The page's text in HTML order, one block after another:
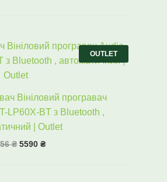
Вініловий програвач
LP60X-BT з Bluetooth ,
| Outlet
₴
Оригінальна
10556 ₴.
5590₴
Поточна
ціна:
5590 ₴.
OUTLET